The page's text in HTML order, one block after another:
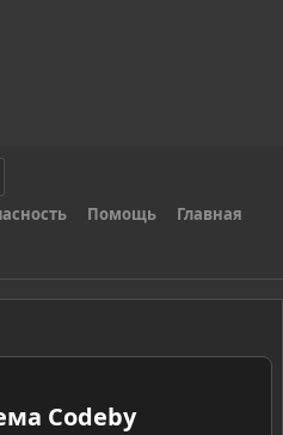
Помощь Главная
Codeby